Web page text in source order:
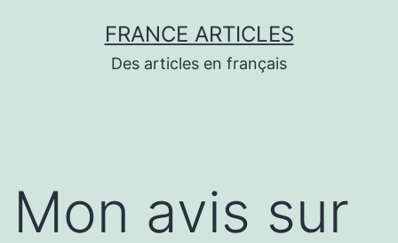
FRANCE ARTICLES
Des articles en français
Mon avis sur